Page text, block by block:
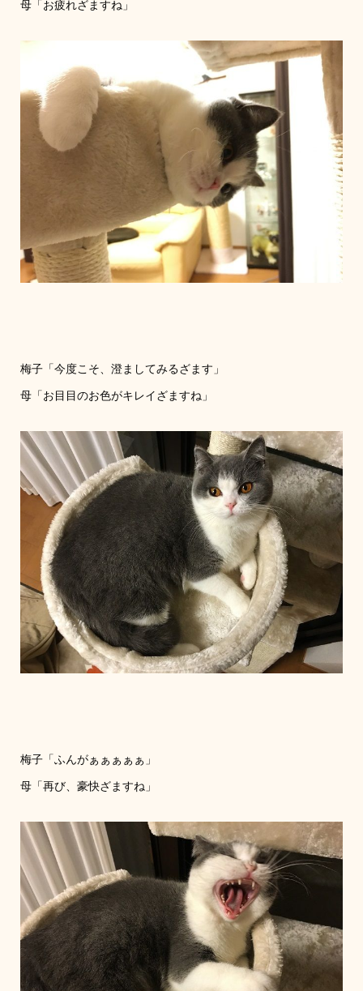
母「お疲れざますね」
梅子「今度こそ、澄ましてみるざます」
母「お目目のお色がキレイざますね」
梅子「ふんがぁぁぁぁぁ」
母「再び、豪快ざますね」